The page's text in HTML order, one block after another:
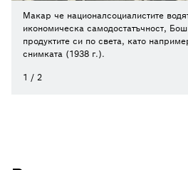
Макар че националсоциалистите
икономическа самодостатъчност,
продуктите си по света, като
снимката (1938 г.).
1 / 2